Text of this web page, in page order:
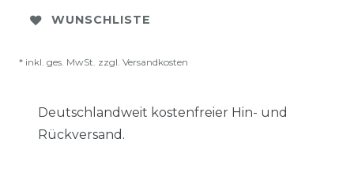
WUNSCHLISTE
* inkl. ges. MwSt. zzgl. Versandkosten
Deutschlandweit kostenfreier Hin- und
Rückversand.